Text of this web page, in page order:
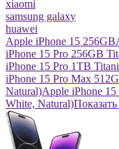
xiaomi
samsung galaxy
huawei
Apple iPhone 15 256GB
iPhone 15 Pro 256GB
iPhone 15 Pro 1TB
iPhone 15 Pro Max
Natural)Apple iPhone
White, Natural)